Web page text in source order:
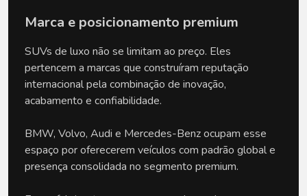
Marca e posicionamento premium
SUVs de luxo não se limitam ao preço. Eles
pertencem a marcas que construíram reputação
internacional pela combinação de inovação,
acabamento e confiabilidade.
BMW, Volvo, Audi e Mercedes-Benz ocupam esse
espaço por oferecerem veículos com padrão global e
presença consolidada no segmento premium.